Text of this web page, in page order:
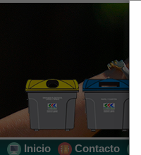
Inicio Contacto